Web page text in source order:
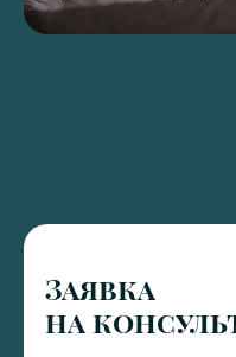
Заявка
на